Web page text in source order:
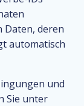
Daten, deren
automatisch
und
Sie unter